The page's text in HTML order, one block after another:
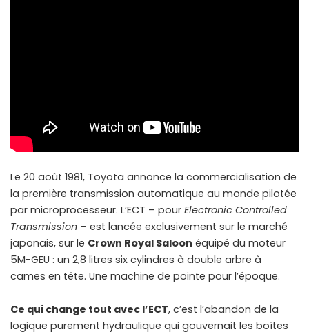
Le 20 août 1981, Toyota annonce la commercialisation de
la première transmission automatique au monde pilotée
par microprocesseur. L’ECT – pour Electronic Controlled
Transmission – est lancée exclusivement sur le marché
japonais, sur le Crown Royal Saloon équipé du moteur
5M-GEU : un 2,8 litres six cylindres à double arbre à
cames en tête. Une machine de pointe pour l’époque.
Ce qui change tout avec l’ECT, c’est l’abandon de la
logique purement hydraulique qui gouvernait les boîtes